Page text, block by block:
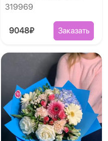
319969
9048₽ Заказать